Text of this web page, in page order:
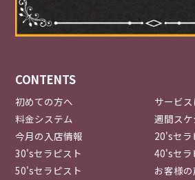
CONTENTS
初めての方へ
サービ
料金システム
週間ス
今月の入店情報
20'sセラ
30'sセラピスト
40'sセラ
50'sセラピスト
お客様の